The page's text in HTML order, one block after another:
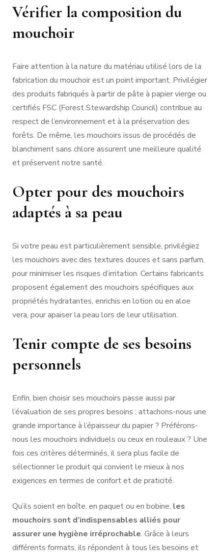
Vérifier la composition du
mouchoir
Faire attention à la nature du matériau utilisé lors de la
fabrication du mouchoir est un point important. Privilégier
des produits fabriqués à partir de pâte à papier vierge ou
certifiés FSC (Forest Stewardship Council) contribue au
respect de l’environnement et à la préservation des
forêts. De même, les mouchoirs issus de procédés de
blanchiment sans chlore assurent une meilleure qualité
et préservent notre santé.
Opter pour des mouchoirs
adaptés à sa peau
Si votre peau est particulièrement sensible, privilégiez
les mouchoirs avec des textures douces et sans parfum,
pour minimiser les risques d’irritation. Certains fabricants
proposent également des mouchoirs spécifiques aux
propriétés hydratantes, enrichis en lotion ou en aloe
vera, pour apaiser la peau lors de leur utilisation.
Tenir compte de ses besoins
personnels
Enfin, bien choisir ses mouchoirs passe aussi par
l’évaluation de ses propres besoins : attachons-nous une
grande importance à l’épaisseur du papier ? Préférons-
nous les mouchoirs individuels ou ceux en rouleaux ? Une
fois ces critères déterminés, il sera plus facile de
sélectionner le produit qui convient le mieux à nos
exigences en termes de confort et de praticité.
Qu’ils soient en boîte, en paquet ou en bobine, les
mouchoirs sont d’indispensables alliés pour
assurer une hygiène irréprochable. Grâce à leurs
différents formats, ils répondent à tous les besoins et